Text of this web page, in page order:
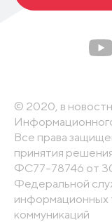
© 2020, в
Все права
принятия
ФС77-78746 от
Федеральной
информационных
коммуникаций